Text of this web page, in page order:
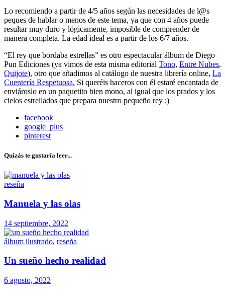
Lo recomiendo a partir de 4/5 años según las necesidades de l@s
peques de hablar o menos de este tema, ya que con 4 años puede
resultar muy duro y lógicamente, imposible de comprender de
manera completa. La edad ideal es a partir de los 6/7 años.
“El rey que bordaba estrellas” es otro espectacular álbum de Diego
Pun Ediciones (ya vimos de esta misma editorial Tono, Entre Nubes,
Quijote), otro que añadimos al catálogo de nuestra librería online, La
Cuentería Respetuosa. Si queréis haceros con él estaré encantada de
enviároslo en un paquetito bien mono, al igual que los prados y los
cielos estrellados que prepara nuestro pequeño rey ;)
facebook
google_plus
pinterest
Quizás te gustaría leer...
reseña
Manuela y las olas
14 septiembre, 2022
álbum ilustrado, reseña
Un sueño hecho realidad
6 agosto, 2022